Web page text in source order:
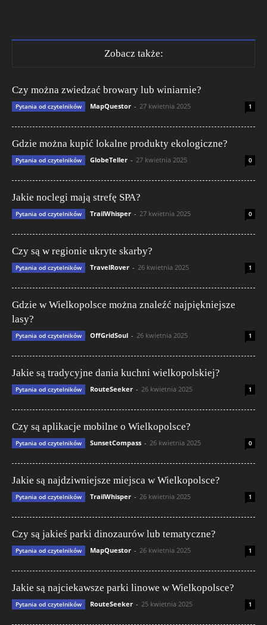
Zobacz także:
Czy można zwiedzać browary lub winiarnie?
Pytania od czytelników MapQuestor - 27 kwietnia 2025 1
Gdzie można kupić lokalne produkty ekologiczne?
Pytania od czytelników GlobeTeller - 27 kwietnia 2025 0
Jakie noclegi mają strefę SPA?
Pytania od czytelników TrailWhisper - 27 kwietnia 2025 0
Czy są w regionie ukryte skarby?
Pytania od czytelników TravelRover - 26 kwietnia 2025 1
Gdzie w Wielkopolsce można znaleźć najpiękniejsze
lasy?
Pytania od czytelników OffGridSoul - 26 kwietnia 2025 1
Jakie są tradycyjne dania kuchni wielkopolskiej?
Pytania od czytelników RouteSeeker - 26 kwietnia 2025 1
Czy są aplikacje mobilne o Wielkopolsce?
Pytania od czytelników SunsetCompass - 26 kwietnia 2025 0
Jakie są najdziwniejsze miejsca w Wielkopolsce?
Pytania od czytelników TrailWhisper - 26 kwietnia 2025 1
Czy są jakieś parki dinozaurów lub tematyczne?
Pytania od czytelników MapQuestor - 26 kwietnia 2025 1
Jakie są najciekawsze parki linowe w Wielkopolsce?
Pytania od czytelników RouteSeeker - 25 kwietnia 2025 1